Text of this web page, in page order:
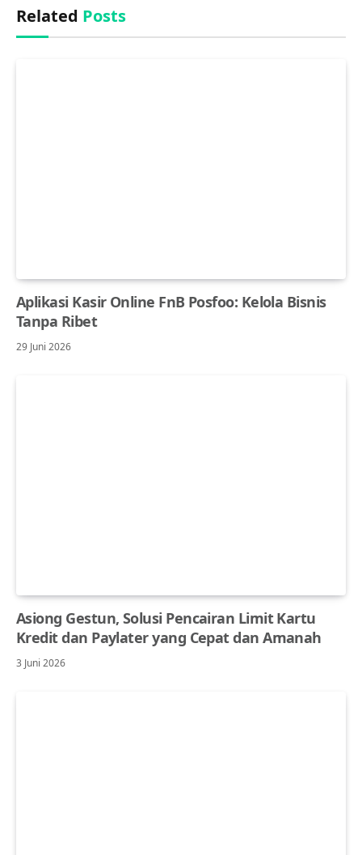
Related Posts
Aplikasi Kasir Online FnB Posfoo: Kelola Bisnis
Tanpa Ribet
29 Juni 2026
Asiong Gestun, Solusi Pencairan Limit Kartu
Kredit dan Paylater yang Cepat dan Amanah
3 Juni 2026